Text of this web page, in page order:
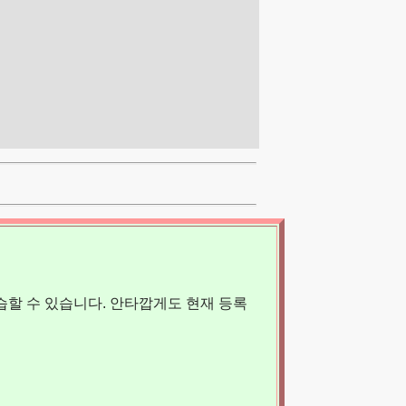
수 있습니다. 안타깝게도 현재 등록